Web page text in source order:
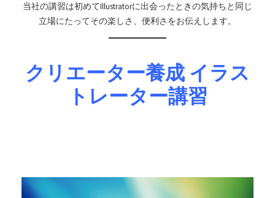
当社の講習は初めてIllustratorに出会ったときの気持ちと同じ
立場にたってその楽しさ、便利さをお伝えします。
クリエーター養成 イラス
トレーター講習